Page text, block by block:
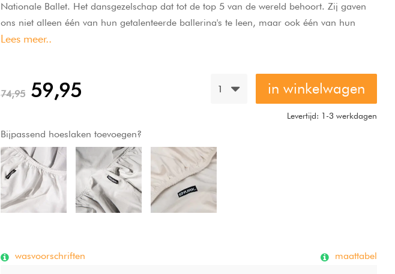
Nationale Ballet. Het dansgezelschap dat tot de top 5 van de wereld behoort. Zij gaven
ons niet alleen één van hun getalenteerde ballerina's te leen, maar ook één van hun
prachtige, handgemaakte tutu's. Plié, gaap en strek. Dekbedovertrek met fotoprint
Lees meer..
74,95 59,95 1 in winkelwagen
Levertijd: 1-3 werkdagen
Bijpassend hoeslaken toevoegen?
wasvoorschriften maattabel